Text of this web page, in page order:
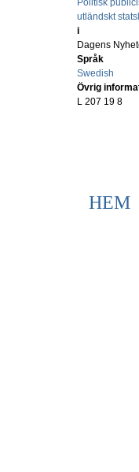
Politisk
utländskt
i
Dagens
Språk
Swedish
Övrig
L 207 19 8
HEM